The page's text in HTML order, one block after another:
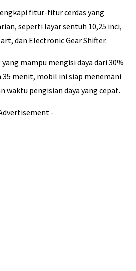
fitur-fitur cerdas yang
seperti layar sentuh 10,25 inci,
dan Electronic Gear Shifter.
mampu mengisi daya dari 30%
35 menit, mobil ini siap menemani
waktu pengisian daya yang cepat.
-